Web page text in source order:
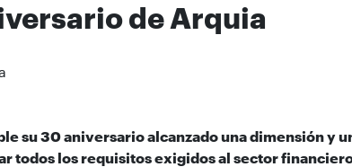
de Arquia
su 30 aniversario alcanzado una dimensión y
todos los requisitos exigidos al sector